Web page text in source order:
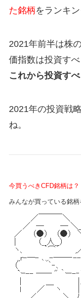
た銘柄をランキ
2021年前半は株
価指数は投資すべ
これから投資す
2021年の投資戦
ね。
今買うべきCFD銘柄は？
みんなが買っている銘